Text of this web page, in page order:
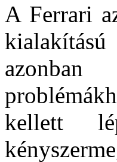
A Ferrari
kellett